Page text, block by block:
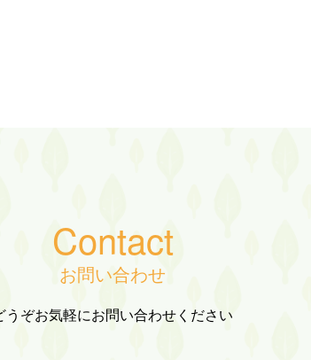
Contact
お問い合わせ
うぞお気軽にお問い合わせください